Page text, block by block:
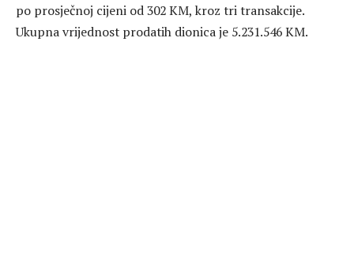
po prosječnoj cijeni od 302 KM, kroz tri transakcije.
Ukupna vrijednost prodatih dionica je 5.231.546 KM.